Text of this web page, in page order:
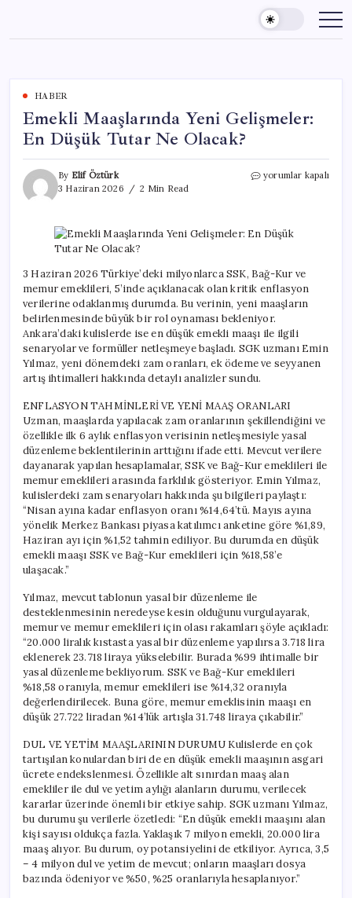
content
HABER
Emekli Maaşlarında Yeni Gelişmeler:
En Düşük Tutar Ne Olacak?
By Elif Öztürk
3 Haziran 2026
2 Min Read
Emekli
En
Düşük
Ne
Olacak?
için
yorumlar kapalı
3 Haziran 2026 Türkiye’deki milyonlarca SSK, Bağ-Kur ve
memur emeklileri, 5’inde açıklanacak olan kritik enflasyon
verilerine odaklanmış durumda. Bu verinin, yeni maaşların
belirlenmesinde büyük bir rol oynaması bekleniyor.
Ankara’daki kulislerde ise en düşük emekli maaşı ile ilgili
senaryolar ve formüller netleşmeye başladı. SGK uzmanı Emin
Yılmaz, yeni dönemdeki zam oranları, ek ödeme ve seyyanen
artış ihtimalleri hakkında detaylı analizler sundu.
ENFLASYON TAHMİNLERİ VE YENİ MAAŞ ORANLARI
Uzman, maaşlarda yapılacak zam oranlarının şekillendiğini ve
özellikle ilk 6 aylık enflasyon verisinin netleşmesiyle yasal
düzenleme beklentilerinin arttığını ifade etti. Mevcut verilere
dayanarak yapılan hesaplamalar, SSK ve Bağ-Kur emeklileri ile
memur emeklileri arasında farklılık gösteriyor. Emin Yılmaz,
kulislerdeki zam senaryoları hakkında şu bilgileri paylaştı:
“Nisan ayına kadar enflasyon oranı %14,64’tü. Mayıs ayına
yönelik Merkez Bankası piyasa katılımcı anketine göre %1,89,
Haziran ayı için %1,52 tahmin ediliyor. Bu durumda en düşük
emekli maaşı SSK ve Bağ-Kur emeklileri için %18,58’e
ulaşacak.”
Yılmaz, mevcut tablonun yasal bir düzenleme ile
desteklenmesinin neredeyse kesin olduğunu vurgulayarak,
memur ve memur emeklileri için olası rakamları şöyle açıkladı:
“20.000 liralık kıstasta yasal bir düzenleme yapılırsa 3.718 lira
eklenerek 23.718 liraya yükselebilir. Burada %99 ihtimalle bir
yasal düzenleme bekliyorum. SSK ve Bağ-Kur emeklileri
%18,58 oranıyla, memur emeklileri ise %14,32 oranıyla
değerlendirilecek. Buna göre, memur emeklisinin maaşı en
düşük 27.722 liradan %14’lük artışla 31.748 liraya çıkabilir.”
DUL VE YETİM MAAŞLARININ DURUMU Kulislerde en çok
tartışılan konulardan biri de en düşük emekli maaşının asgari
ücrete endekslenmesi. Özellikle alt sınırdan maaş alan
emekliler ile dul ve yetim aylığı alanların durumu, verilecek
kararlar üzerinde önemli bir etkiye sahip. SGK uzmanı Yılmaz,
bu durumu şu verilerle özetledi: “En düşük emekli maaşını alan
kişi sayısı oldukça fazla. Yaklaşık 7 milyon emekli, 20.000 lira
maaş alıyor. Bu durum, oy potansiyelini de etkiliyor. Ayrıca, 3,5
– 4 milyon dul ve yetim de mevcut; onların maaşları dosya
bazında ödeniyor ve %50, %25 oranlarıyla hesaplanıyor.”